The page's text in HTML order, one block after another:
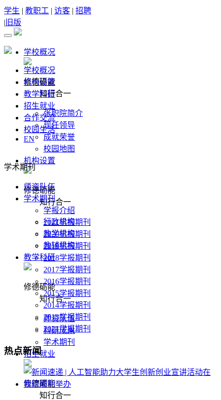
学生 | 教职工 | 访客 | 招聘
| 旧版
学校概况
修德砺能
知行合一
张职院简介
现任领导
成就荣誉
校园地图
机构设置
修德砺能
知行合一
行政机构
教学机构
教辅机构
教学科研
修德砺能
知行合一
师资队伍
科研成果
学术期刊
招生就业
修德砺能
知行合一
学校概况
机构设置
教学科研
招生就业
合作交流
校园生活
EN
学术期刊
师资队伍
学术期刊
学报介绍
2021学报期刊
2020学报期刊
2019学报期刊
2018学报期刊
2017学报期刊
2016学报期刊
2015学报期刊
2014学报期刊
2013学报期刊
2021学报期刊
热点新闻